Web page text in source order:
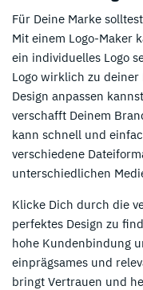
Für Deine Marke
Mit einem Logo-Maker
ein individuelles Logo
Logo wirklich zu deiner
Design anpassen
verschafft Deinem
kann schnell und
verschiedene
unterschiedlichen
Klicke Dich durch die
perfektes Design zu
hohe Kundenbindung
einprägsames und
bringt Vertrauen und